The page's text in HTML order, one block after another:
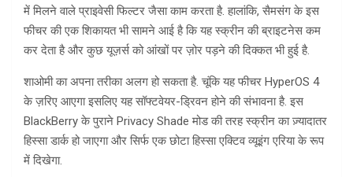
में मिलने वाले प्राइवेसी फिल्टर जैसा काम करता है. हालांकि, सैमसंग के इस
फीचर की एक शिकायत भी सामने आई है कि यह स्क्रीन की ब्राइटनेस कम
कर देता है और कुछ यूज़र्स को आंखों पर ज़ोर पड़ने की दिक्कत भी हुई है.
शाओमी का अपना तरीका अलग हो सकता है. चूंकि यह फीचर HyperOS 4
के ज़रिए आएगा इसलिए यह सॉफ्टवेयर-ड्रिवन होने की संभावना है. इस
BlackBerry के पुराने Privacy Shade मोड की तरह स्क्रीन का ज़्यादातर
हिस्सा डार्क हो जाएगा और सिर्फ एक छोटा हिस्सा एक्टिव व्यूइंग एरिया के रूप
में दिखेगा.